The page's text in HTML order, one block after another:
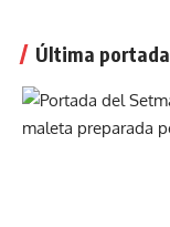
Última portada